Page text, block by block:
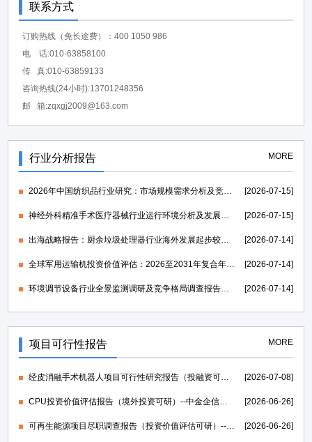
联系方式
订购热线（免长途费）：400 1050 986
电 话:010-63858100
传 真:010-63859133
咨询热线(24小时):13701248356
邮 箱:zqxgj2009@163.com
行业分析报告 MORE
2026年中国纺织品行业研究：市场规模需求分析及竞争格局研究-中金企信发布 [2026-07-15]
神经外科精准手术医疗器械行业运行环境分析及发展策略研究报告-中金企信发布 [2026-07-15]
出海战略报告：厨余垃圾处理器行业海外发展起步较早，行业成熟度高-中金企信发布 [2026-07-14]
全球军用运输机投资价值评估：2026至2031年复合年均增长率维持在1.39%-中金企信发布 [2026-07-14]
环境调节设备行业全景监测调研及竞争格局调查报告（可定制）-中金企信发布 [2026-07-14]
项目可行性报告 MORE
经皮消融手术机器人项目可行性研究报告（投融资可研）--中金企信权威机构编制 [2026-07-08]
CPU投资价值评估报告（境外投资可研）--中金企信权威机构编制 [2026-06-26]
可再生能源项目尽职调查报告（投资价值评估可研）--中金企信权威机构编制 [2026-06-26]